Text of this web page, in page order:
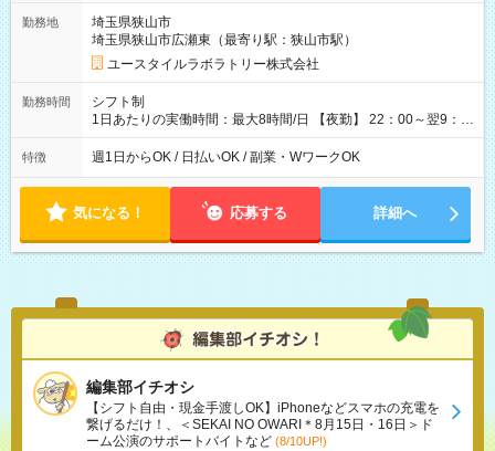
月 ※ 雇用形態と給与に、本採用時と異なる部分があります。 雇
用形態：本採用時と同じです。 給与：時給 1,580円以上
勤務地
埼玉県狭山市
埼玉県狭山市広瀬東（最寄り駅：狭山市駅）
ユースタイルラボラトリー株式会社
勤務時間
シフト制
1日あたりの実働時間：最大8時間/日 【夜勤】 22：00～翌9：
00 ※週1日～OK ／ 夜勤専従 ＊＊ 勤務時間例 ＊＊ ■22時か
ら翌7時 ■23時から翌8時 ■24時から翌9時 など ※上記の時間
ます。 ※曜日固定（毎週同じ曜日での勤務となります）
特徴 週1日からOK / 日払いOK / 副業・WワークOK
気になる！ 応募する 詳細へ
編集部イチオシ
【シフト自由・現金手渡しOK】iPhoneなどスマホの充電を
繋げるだけ！、＜SEKAI NO OWARI＊8月15日・16日＞ド
ーム公演のサポートバイトなど (8/10UP!)